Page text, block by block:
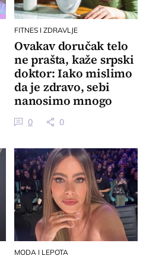
FITNES I ZDRAVLJE
Ovakav doručak telo
ne prašta, kaže srpski
doktor: Iako mislimo
da je zdravo, sebi
nanosimo mnogo
štete
0 0
MODA I LEPOTA